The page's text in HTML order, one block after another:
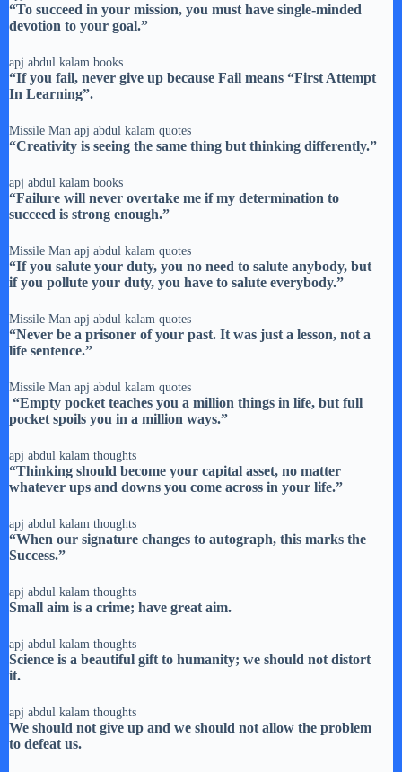
“To succeed in your mission, you must have single-minded
devotion to your goal.”
apj abdul kalam books
“If you fail, never give up because Fail means “First Attempt
In Learning”.
Missile Man apj abdul kalam quotes
“Creativity is seeing the same thing but thinking differently.”
apj abdul kalam books
“Failure will never overtake me if my determination to
succeed is strong enough.”
Missile Man apj abdul kalam quotes
“If you salute your duty, you no need to salute anybody, but
if you pollute your duty, you have to salute everybody.”
Missile Man apj abdul kalam quotes
“Never be a prisoner of your past. It was just a lesson, not a
life sentence.”
Missile Man apj abdul kalam quotes
“Empty pocket teaches you a million things in life, but full
pocket spoils you in a million ways.”
apj abdul kalam thoughts
“Thinking should become your capital asset, no matter
whatever ups and downs you come across in your life.”
apj abdul kalam thoughts
“When our signature changes to autograph, this marks the
Success.”
apj abdul kalam thoughts
Small aim is a crime; have great aim.
apj abdul kalam thoughts
Science is a beautiful gift to humanity; we should not distort
it.
apj abdul kalam thoughts
We should not give up and we should not allow the problem
to defeat us.